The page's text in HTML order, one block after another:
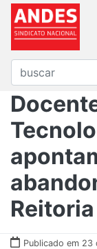
Reitoria
Publicado em